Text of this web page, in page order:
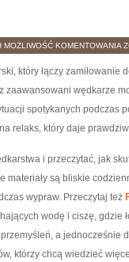
MOŻLIWOŚĆ KOMENTOWANIA
I
który łączy zamiłowanie
zaawansowani wędkarze
spotykanych podczas
relaks, który daje
i przeczytać, jak
są bliskie
wypraw. Przeczytaj też
wodę i ciszę, gdzie
a jednocześnie
którzy chcą wiedzieć